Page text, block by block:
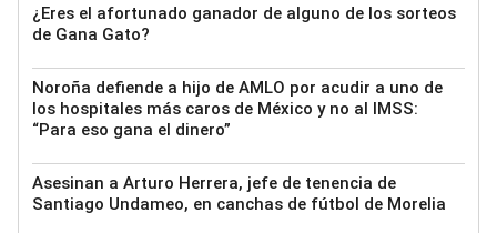
¿Eres el afortunado ganador de alguno de los sorteos
de Gana Gato?
Noroña defiende a hijo de AMLO por acudir a uno de
los hospitales más caros de México y no al IMSS:
“Para eso gana el dinero”
Asesinan a Arturo Herrera, jefe de tenencia de
Santiago Undameo, en canchas de fútbol de Morelia